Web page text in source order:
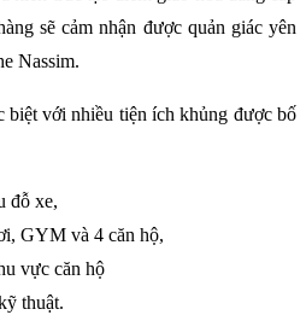
sẽ cảm nhận được quản giác yên
Nassim.
biệt với nhiều tiện ích khủng được bố
đỗ xe,
GYM và 4 căn hộ,
vực căn hộ
thuật.